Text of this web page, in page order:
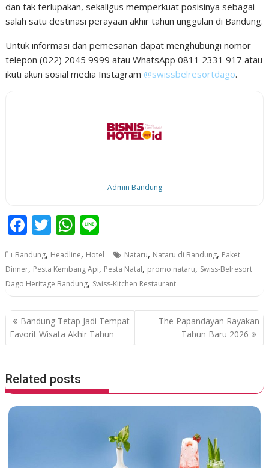
dan tak terlupakan, sekaligus memperkuat posisinya sebagai
salah satu destinasi perayaan akhir tahun unggulan di Bandung.
Untuk informasi dan pemesanan dapat menghubungi nomor
telepon (022) 2045 9999 atau WhatsApp 0811 2331 917 atau
ikuti akun sosial media Instagram @swissbelresortdago.
Admin Bandung
F
e
b
o
o
k
T
itt
er
W
at
s
A
p
p
e
Bandung, Headline, Hotel Nataru, Nataru di Bandung, Paket
Dinner, Pesta Kembang Api, Pesta Natal, promo nataru, Swiss-Belresort
Dago Heritage Bandung, Swiss-Kitchen Restaurant
P
o
n
a
v
Bandung Tetap Jadi Tempat
Favorit Wisata Akhir Tahun
The Papandayan Rayakan
Tahun Baru 2026
Related posts